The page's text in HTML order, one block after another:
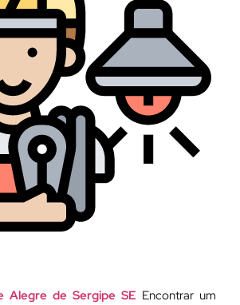
Alegre de Sergipe SE Encontrar um